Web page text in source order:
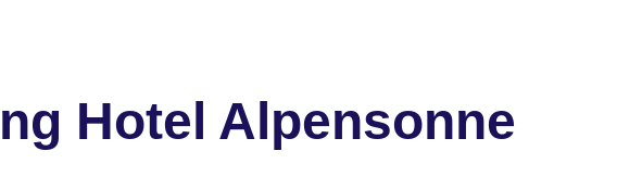
Hotel Alpensonne